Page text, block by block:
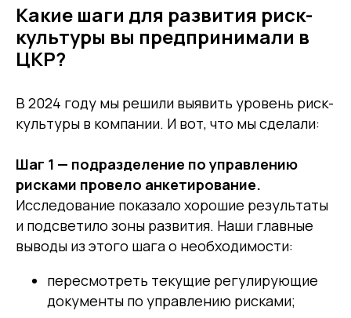
Какие шаги для развития риск-
культуры вы предпринимали в
ЦКР?
В 2024 году мы решили выявить уровень риск-
культуры в компании. И вот, что мы сделали:
Шаг 1 — подразделение по управлению
рисками провело анкетирование.
Исследование показало хорошие результаты
и подсветило зоны развития. Наши главные
выводы из этого шага о необходимости:
пересмотреть текущие регулирующие
документы по управлению рисками;